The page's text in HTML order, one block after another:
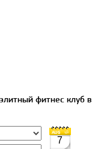
фитнес клуб в
7